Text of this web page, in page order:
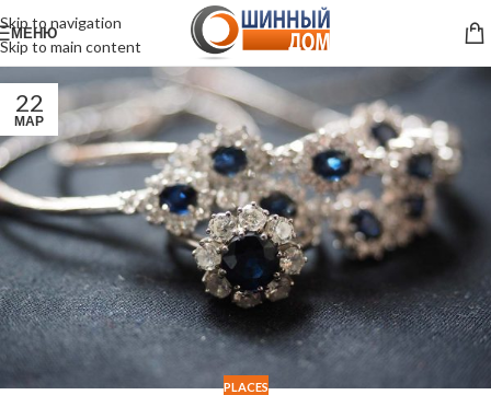
Skip to navigation
Skip to main content
МЕНЮ
22
МАР
PLACES